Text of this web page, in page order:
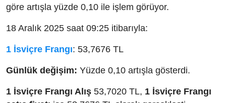
göre artışla yüzde 0,10 ile işlem görüyor.
18 Aralık 2025 saat 09:25 itibarıyla:
1 İsviçre Frangı: 53,7676 TL
Günlük değişim: Yüzde 0,10 artışla gösterdi.
1 İsviçre Frangı Alış 53,7020 TL, 1 İsviçre Frangı